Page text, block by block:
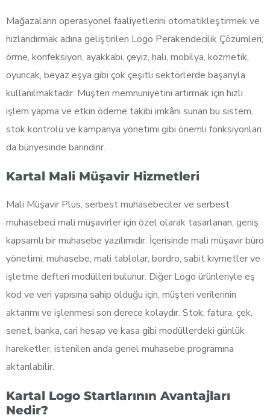
Mağazaların operasyonel faaliyetlerini otomatikleştirmek ve
hızlandırmak adına geliştirilen Logo Perakendecilik Çözümleri;
örme, konfeksiyon, ayakkabı, çeyiz, halı, mobilya, kozmetik,
oyuncak, beyaz eşya gibi çok çeşitli sektörlerde başarıyla
kullanılmaktadır. Müşteri memnuniyetini artırmak için hızlı
işlem yapma ve etkin ödeme takibi imkânı sunan bu sistem,
stok kontrolü ve kampanya yönetimi gibi önemli fonksiyonları
da bünyesinde barındırır.
Kartal Mali Müşavir Hizmetleri
Mali Müşavir Plus, serbest muhasebeciler ve serbest
muhasebeci mali müşavirler için özel olarak tasarlanan, geniş
kapsamlı bir muhasebe yazılımıdır. İçerisinde mali müşavir büro
yönetimi, muhasebe, mali tablolar, bordro, sabit kıymetler ve
işletme defteri modülleri bulunur. Diğer Logo ürünleriyle eş
kod ve veri yapısına sahip olduğu için, müşteri verilerinin
aktarımı ve işlenmesi son derece kolaydır. Stok, fatura, çek,
senet, banka, cari hesap ve kasa gibi modüllerdeki günlük
hareketler, istenilen anda genel muhasebe programına
aktarılabilir.
Kartal Logo Startlarının Avantajları
Nedir?